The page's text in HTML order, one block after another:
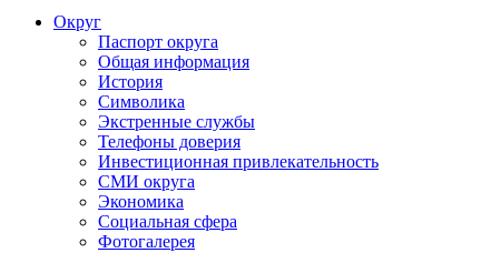
Округ
Паспорт округа
Общая информация
История
Символика
Экстренные службы
Телефоны доверия
Инвестиционная привлекательность
СМИ округа
Экономика
Социальная сфера
Фотогалерея